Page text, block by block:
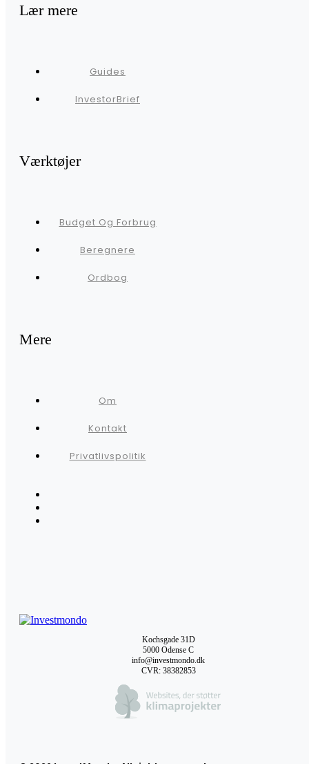
Lær mere
Guides
InvestorBrief
Værktøjer
Budget Og Forbrug
Beregnere
Ordbog
Mere
Om
Kontakt
Privatlivspolitik
Kochsgade 31D
5000 Odense C
info@investmondo.dk
CVR: 38382853